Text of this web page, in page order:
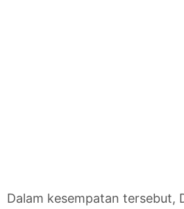
Dalam kesempatan tersebut,